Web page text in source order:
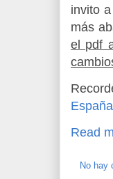
invito
más
el pdf
Read
No hay